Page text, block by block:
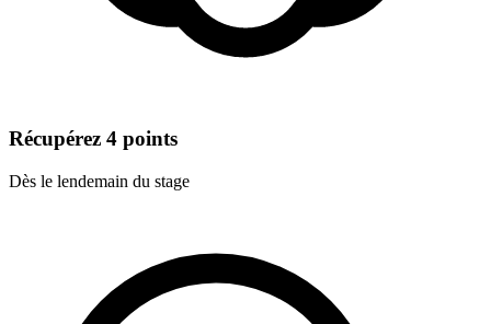
Récupérez 4 points
Dès le lendemain du stage